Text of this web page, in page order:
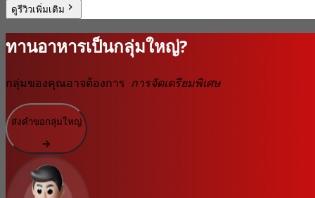
ดูรีวิวเพิ่มเติม
ทานอาหารเป็นกลุ่มใหญ่?
กลุ่มของคุณอาจต้องการ การจัดเตรียมพิเศษ
ส่งคำขอกลุ่มใหญ่